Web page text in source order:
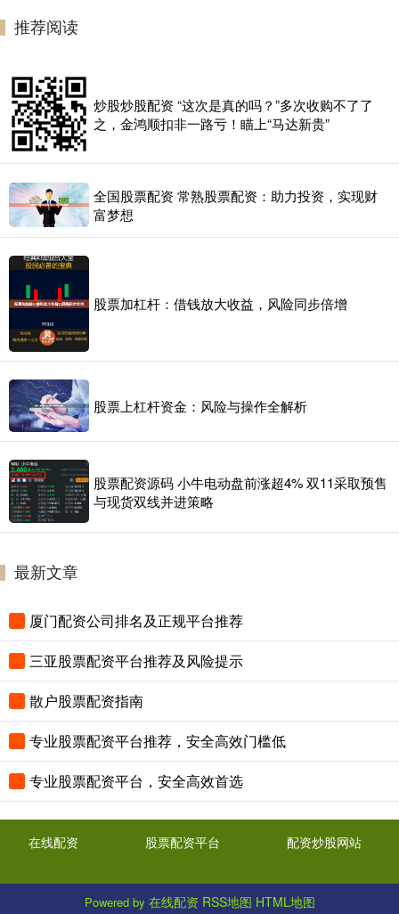
推荐阅读
炒股炒股配资 “这次是真的吗？”多次收购不了了
之，金鸿顺扣非一路亏！瞄上“马达新贵”
全国股票配资 常熟股票配资：助力投资，实现财
富梦想
股票加杠杆：借钱放大收益，风险同步倍增
股票上杠杆资金：风险与操作全解析
股票配资源码 小牛电动盘前涨超4% 双11采取预售
与现货双线并进策略
最新文章
厦门配资公司排名及正规平台推荐
三亚股票配资平台推荐及风险提示
散户股票配资指南
专业股票配资平台推荐，安全高效门槛低
专业股票配资平台，安全高效首选
在线配资 股票配资平台 配资炒股网站
Powered by 在线配资 RSS地图 HTML地图